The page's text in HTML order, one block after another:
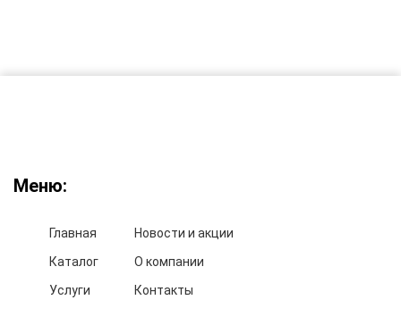
Меню:
Главная
Каталог
Услуги
Новости и акции
О компании
Контакты